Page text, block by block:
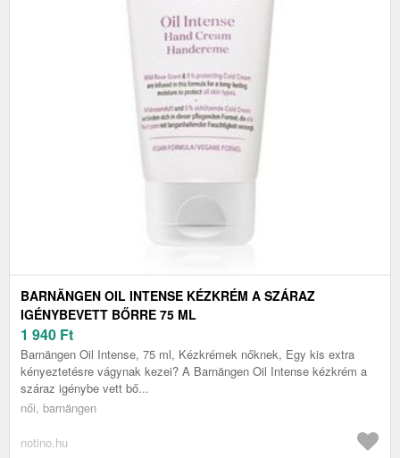
BARNÄNGEN OIL INTENSE KÉZKRÉM A SZÁRAZ
IGÉNYBEVETT BŐRRE 75 ML
1 940 Ft
Barnängen Oil Intense, 75 ml, Kézkrémek nőknek, Egy kis extra
kényeztetésre vágynak kezei? A Barnängen Oil Intense kézkrém a
száraz igénybe vett bő...
női, barnängen
notino.hu